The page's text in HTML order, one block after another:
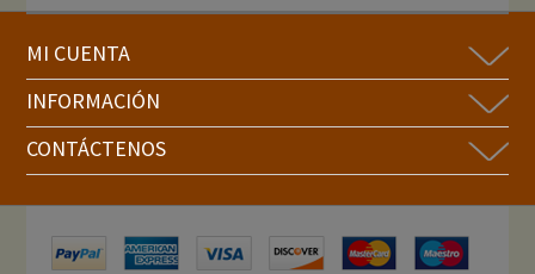
MI CUENTA
INFORMACIÓN
CONTÁCTENOS